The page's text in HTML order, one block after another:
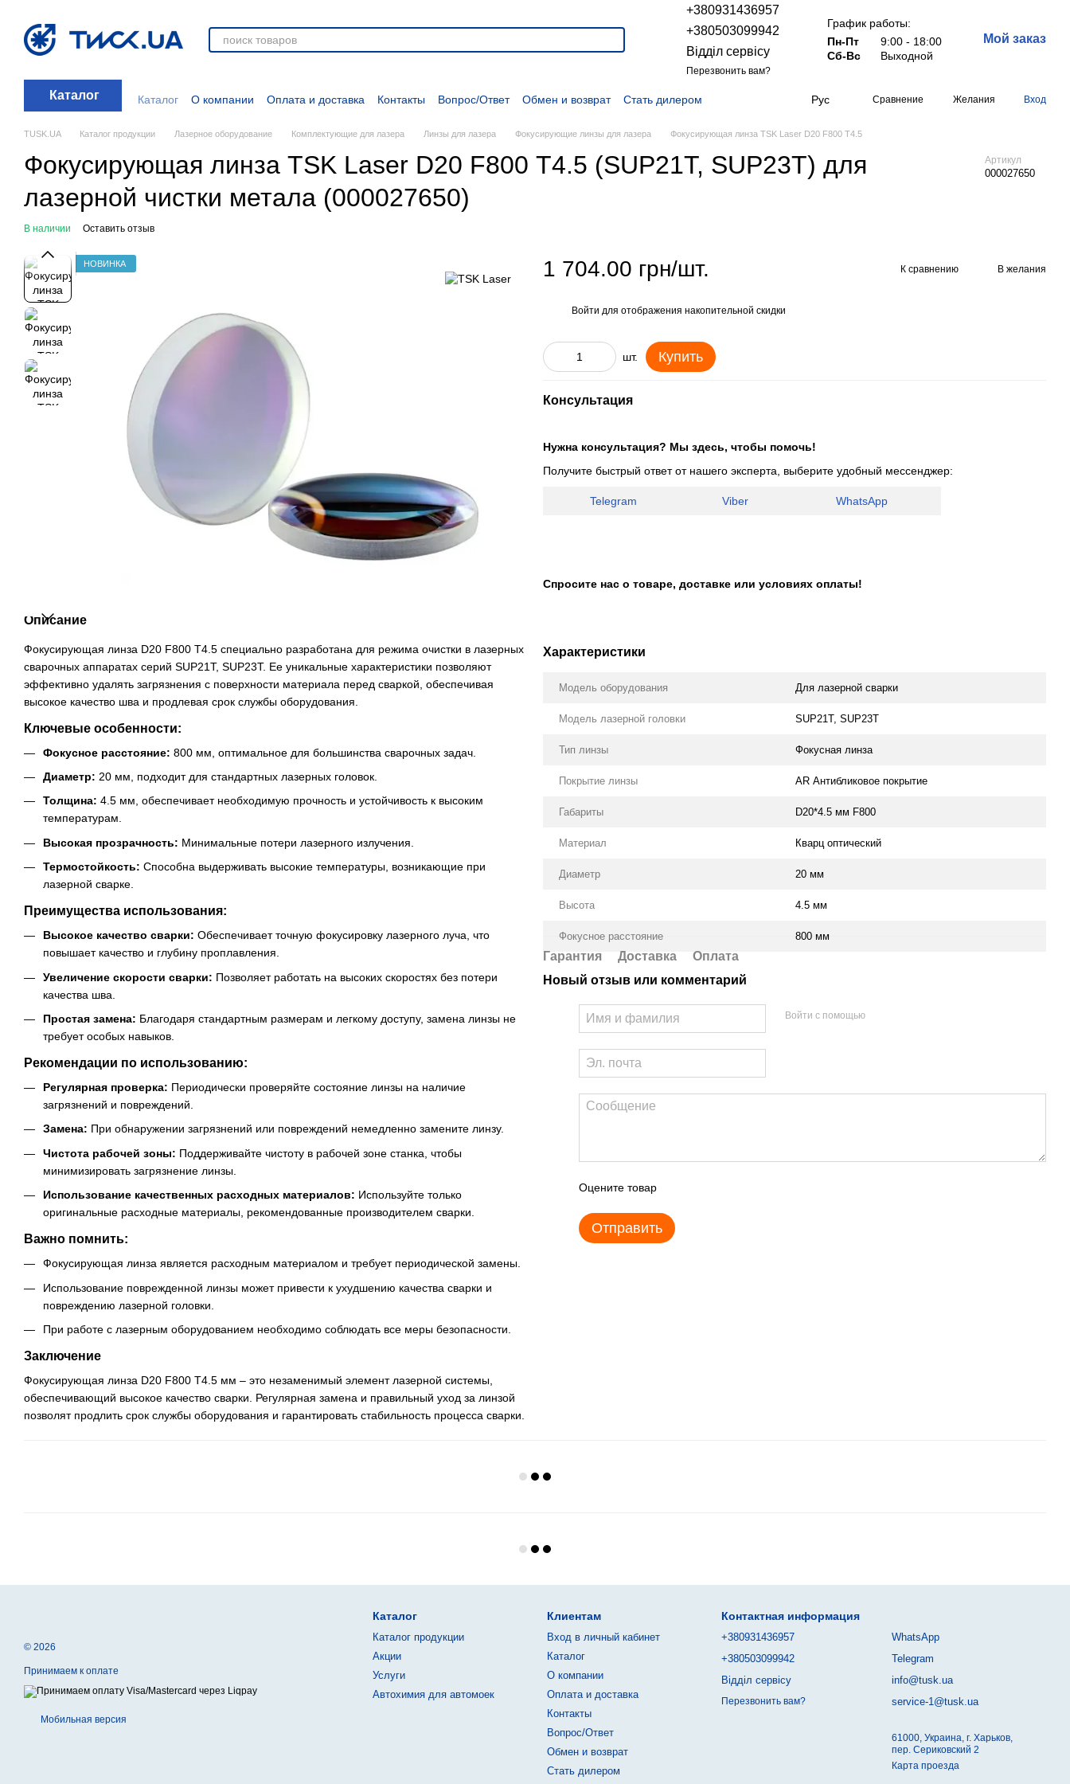
+380931436957
+380503099942
Відділ сервісу
Перезвонить вам?
График работы:
Пн-Пт
9:00 - 18:00
Сб-Вс
Выходной
Мой заказ
Каталог Каталог О компании Оплата и доставка Контакты Вопрос/Ответ Обмен и возврат
Стать дилером
Дополнительные материалы
Блог Политика конфиденциальности Договор оферты Распродажа
Рус Сравнение Желания Вход
TUSK.UA Каталог продукции Лазерное оборудование Комплектующие для лазера Линзы для лазера Фокусирующие линзы для лазера Фокусирующая линза TSK Laser D20 F800 Т4.5
Фокусирующая линза TSK Laser D20 F800 Т4.5 (SUP21T, SUP23T) для
лазерной чистки метала (000027650)
Артикул
000027650
В наличии Оставить отзыв
НОВИНКА
Описание
Фокусирующая линза D20 F800 Т4.5 специально разработана для режима очистки в лазерных
сварочных аппаратах серий SUP21T, SUP23T. Ее уникальные характеристики позволяют
эффективно удалять загрязнения с поверхности материала перед сваркой, обеспечивая
высокое качество шва и продлевая срок службы оборудования.
Ключевые особенности:
Фокусное расстояние: 800 мм, оптимальное для большинства сварочных задач.
Диаметр: 20 мм, подходит для стандартных лазерных головок.
Толщина: 4.5 мм, обеспечивает необходимую прочность и устойчивость к высоким
температурам.
Высокая прозрачность: Минимальные потери лазерного излучения.
Термостойкость: Способна выдерживать высокие температуры, возникающие при
лазерной сварке.
Преимущества использования:
Высокое качество сварки: Обеспечивает точную фокусировку лазерного луча, что
повышает качество и глубину проплавления.
Увеличение скорости сварки: Позволяет работать на высоких скоростях без потери
качества шва.
Простая замена: Благодаря стандартным размерам и легкому доступу, замена линзы не
требует особых навыков.
Рекомендации по использованию:
Регулярная проверка: Периодически проверяйте состояние линзы на наличие
загрязнений и повреждений.
Замена: При обнаружении загрязнений или повреждений немедленно замените линзу.
Чистота рабочей зоны: Поддерживайте чистоту в рабочей зоне станка, чтобы
минимизировать загрязнение линзы.
Использование качественных расходных материалов: Используйте только
оригинальные расходные материалы, рекомендованные производителем сварки.
Важно помнить:
Фокусирующая линза является расходным материалом и требует периодической замены.
Использование поврежденной линзы может привести к ухудшению качества сварки и
повреждению лазерной головки.
При работе с лазерным оборудованием необходимо соблюдать все меры безопасности.
Заключение
Фокусирующая линза D20 F800 T4.5 мм – это незаменимый элемент лазерной системы,
обеспечивающий высокое качество сварки. Регулярная замена и правильный уход за линзой
позволят продлить срок службы оборудования и гарантировать стабильность процесса сварки.
1 704.00 грн/шт. К сравнению В желания
Войти для отображения накопительной скидки
шт. Купить
Консультация
Нужна консультация? Мы здесь, чтобы помочь!
Получите быстрый ответ от нашего эксперта, выберите удобный мессенджер:
Telegram Viber WhatsApp
Спросите нас о товаре, доставке или условиях оплаты!
Характеристики
Модель оборудования Для лазерной сварки
Модель лазерной головки SUP21T, SUP23T
Тип линзы Фокусная линза
Покрытие линзы AR Антибликовое покрытие
Габариты D20*4.5 мм F800
Материал Кварц оптический
Диаметр 20 мм
Высота 4.5 мм
Фокусное расстояние 800 мм
Гарантия Доставка
Оплата
Новый отзыв или комментарий
Войти с помощью
Оцените товар
Отправить
© 2026
Принимаем к оплате
Мобильная версия
Каталог
Каталог продукции
Акции
Услуги
Автохимия для автомоек
Клиентам
Вход в личный кабинет
Каталог
О компании
Оплата и доставка
Контакты
Вопрос/Ответ
Обмен и возврат
Стать дилером
Контактная информация
+380931436957
+380503099942
Відділ сервісу
Перезвонить вам?
WhatsApp
Telegram
info@tusk.ua
service-1@tusk.ua
61000, Украина, г. Харьков,
пер. Сериковский 2
Карта проезда